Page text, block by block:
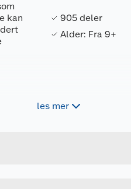
kan
905 deler
Alder: Fra 9+
les merForpakningsmål